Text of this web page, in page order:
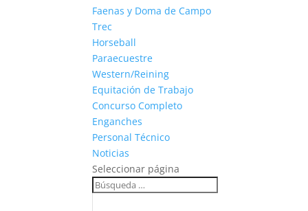
Faenas y Doma de Campo
Trec
Horseball
Paraecuestre
Western/Reining
Equitación de Trabajo
Concurso Completo
Enganches
Personal Técnico
Noticias
Seleccionar página